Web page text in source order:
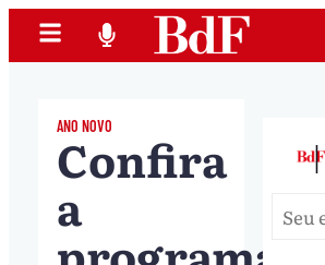
ANO NOVO
Confira
a
|